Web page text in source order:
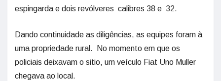
espingarda e dois revólveres calibres 38 e 32.
Dando continuidade as diligências, as equipes foram à
uma propriedade rural. No momento em que os
policiais deixavam o sitio, um veículo Fiat Uno Muller
chegava ao local.